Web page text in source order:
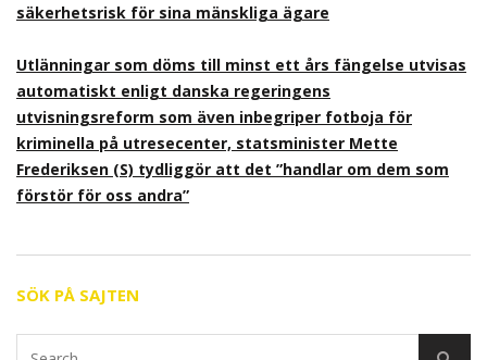
säkerhetsrisk för sina mänskliga ägare
Utlänningar som döms till minst ett års fängelse utvisas
automatiskt enligt danska regeringens
utvisningsreform som även inbegriper fotboja för
kriminella på utresecenter, statsminister Mette
Frederiksen (S) tydliggör att det ”handlar om dem som
förstör för oss andra”
SÖK PÅ SAJTEN